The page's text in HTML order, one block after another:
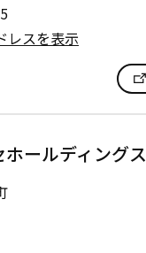
レスを表示
ールディングス